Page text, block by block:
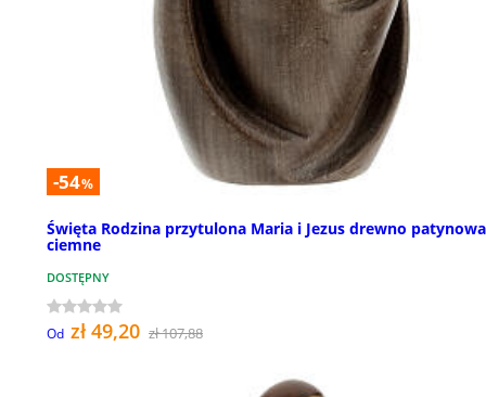
-54%
Święta Rodzina przytulona Maria i Jezus drewno
ciemne
DOSTĘPNY
Od zł 49,20 zł 107,88